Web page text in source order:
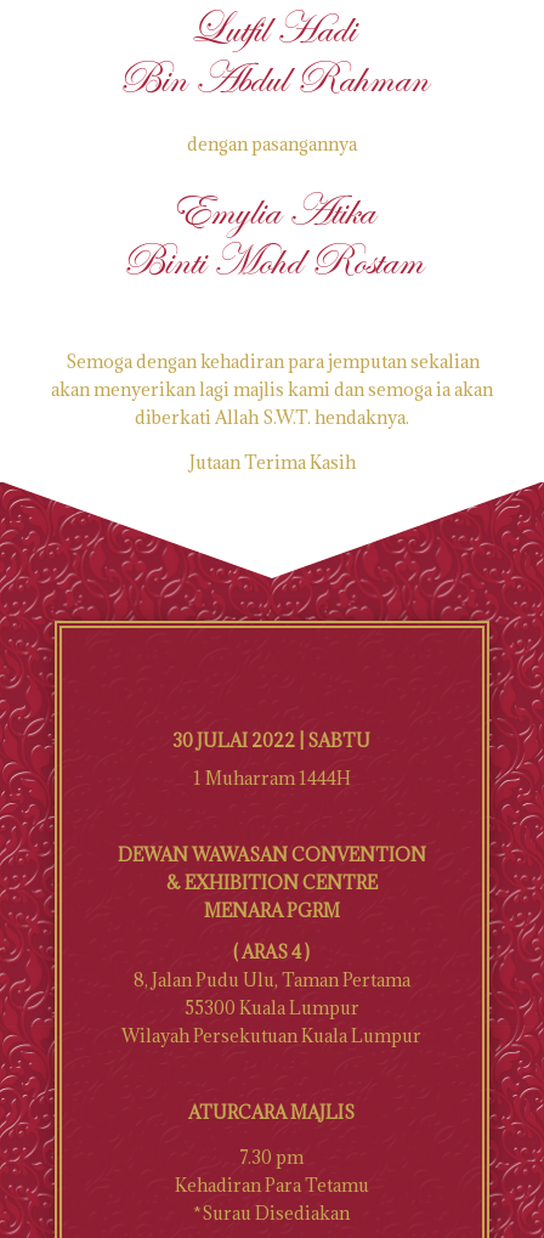
Lutfil Hadi
Bin Abdul Rahman
dengan pasangannya
Emylia Atika
Binti Mohd Rostam
Semoga dengan kehadiran para jemputan sekalian
akan menyerikan lagi majlis kami dan semoga ia akan
diberkati Allah S.W.T. hendaknya.
Jutaan Terima Kasih
30 JULAI 2022 | SABTU
1 Muharram 1444H
DEWAN WAWASAN CONVENTION
& EXHIBITION CENTRE
MENARA PGRM
( ARAS 4 )
8, Jalan Pudu Ulu, Taman Pertama
55300 Kuala Lumpur
Wilayah Persekutuan Kuala Lumpur
ATURCARA MAJLIS
7.30 pm
Kehadiran Para Tetamu
*Surau Disediakan